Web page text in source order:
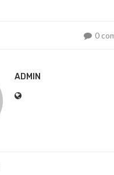
0
ADMIN